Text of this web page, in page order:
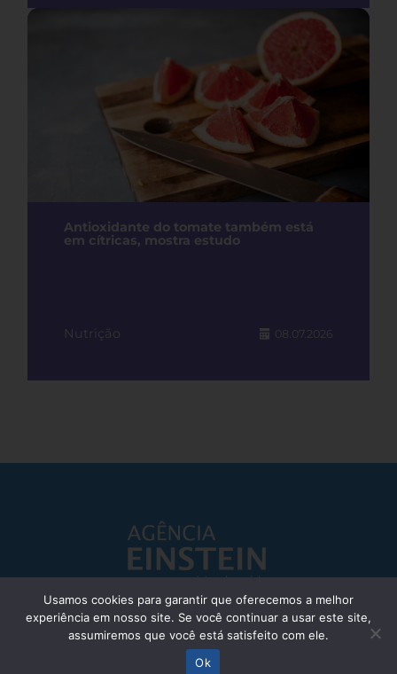
Antioxidante do tomate também está
em cítricas, mostra estudo
Nutrição 08.07.2026
Responsável Técnico: Dr. Eliezer Silva - CRM: 85148-SP
© Einstein Hospital Israelita 2025 - Todos os direitos reservados
Usamos cookies para garantir que oferecemos a melhor
experiência em nosso site. Se você continuar a usar este site,
assumiremos que você está satisfeito com ele.
Ok